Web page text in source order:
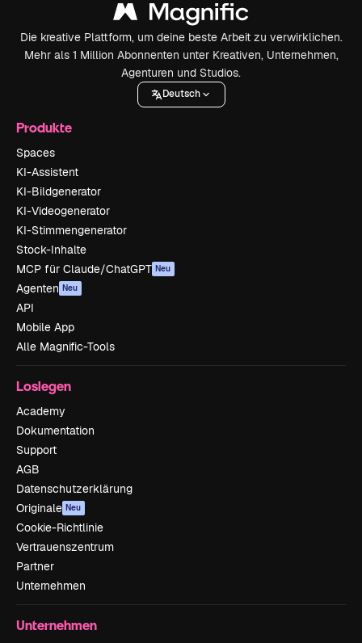
Die kreative Plattform, um deine beste Arbeit zu verwirklichen.
Mehr als 1 Million Abonnenten unter Kreativen, Unternehmen,
Agenturen und Studios.
Deutsch
Produkte
Spaces
KI-Assistent
KI-Bildgenerator
KI-Videogenerator
KI-Stimmengenerator
Stock-Inhalte
MCP für Claude/ChatGPT Neu
Agenten Neu
API
Mobile App
Alle Magnific-Tools
Loslegen
Academy
Dokumentation
Support
AGB
Datenschutzerklärung
Originale Neu
Cookie-Richtlinie
Vertrauenszentrum
Partner
Unternehmen
Unternehmen